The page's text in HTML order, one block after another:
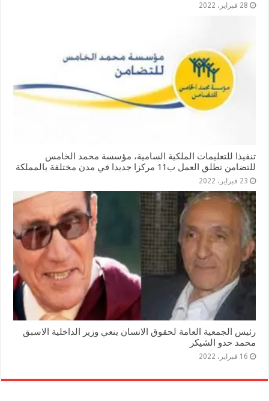
28 فبراير، 2022
تنفيذا للتعليمات الملكية السامية، مؤسسة محمد الخامس
للتضامن تطلق العمل ب11 مركزا جديدا في مدن مختلفة بالمملكة
23 فبراير، 2022
رئيس الجمعية العامة لحقوق الانسان ينعي وزير الداخلية الاسبق
محمد حدو الشيكر
16 فبراير، 2022